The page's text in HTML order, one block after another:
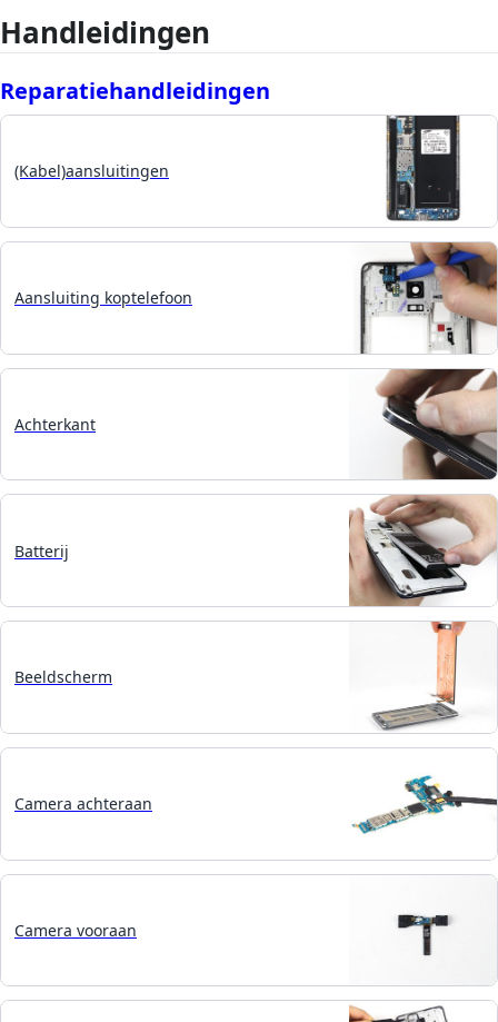
Handleidingen
Reparatiehandleidingen
(Kabel)aansluitingen
Aansluiting koptelefoon
Achterkant
Batterij
Beeldscherm
Camera achteraan
Camera vooraan